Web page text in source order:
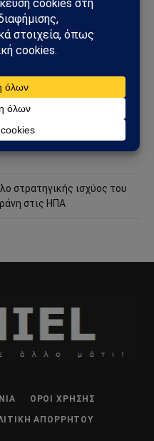
κινηματογράφου
ρομπότ «πρόλαβε» τους
Σε πλήρη επιφυλακή
έως 9 μποφόρ
της Σαουδικής
της Aramco στην
στρατηγικής ισχύος του
στις ΗΠΑ
ΌΡΟΙ ΧΡΉΣΗΣ
ΑΠΟΡΡΉΤΟΥ